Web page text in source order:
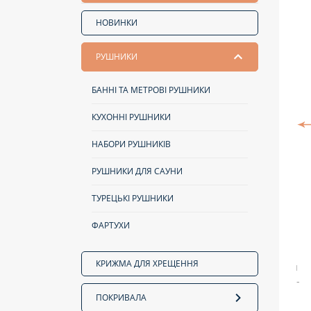
НОВИНКИ
РУШНИКИ
БАННІ ТА МЕТРОВІ РУШНИКИ
КУХОННІ РУШНИКИ
НАБОРИ РУШНИКІВ
РУШНИКИ ДЛЯ САУНИ
ТУРЕЦЬКІ РУШНИКИ
ФАРТУХИ
КРИЖМА ДЛЯ ХРЕЩЕННЯ
ПОКРИВАЛА